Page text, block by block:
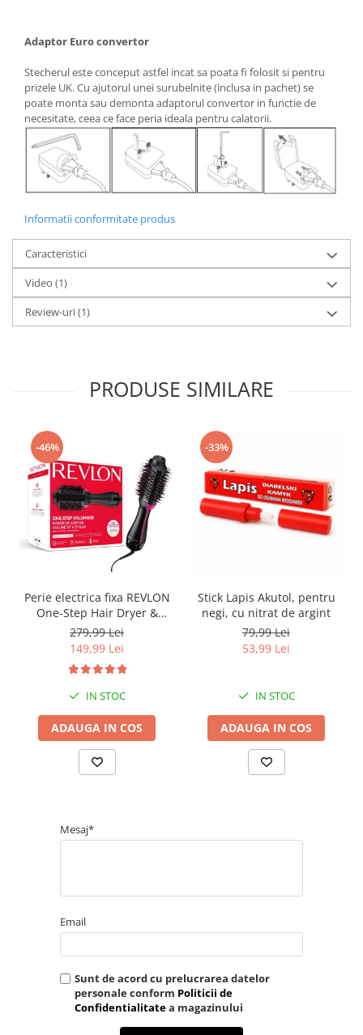
Adaptor Euro convertor
Stecherul este conceput astfel incat sa poata fi folosit si pentru
prizele UK. Cu ajutorul unei surubelnite (inclusa in pachet) se
poate monta sau demonta adaptorul convertor in functie de
necesitate, ceea ce face peria ideala pentru calatorii.
Informatii conformitate produs
Caracteristici
Video (1)
Review-uri(1)
PRODUSE SIMILARE
-46%
Perie electrica fixa REVLON
One-Step Hair Dryer &
Volumizer, RVDR5222E2,
pentru par mediu si lung
279,99 Lei
149,99 Lei
IN STOC
ADAUGA IN COS
-33%
Stick Lapis Akutol, pentru
negi, cu nitrat de argint
79,99 Lei
53,99 Lei
IN STOC
ADAUGA IN COS
Mesaj*
Email
Sunt de acord cu prelucrarea datelor
personale conform Politicii de
Confidentialitatea magazinului